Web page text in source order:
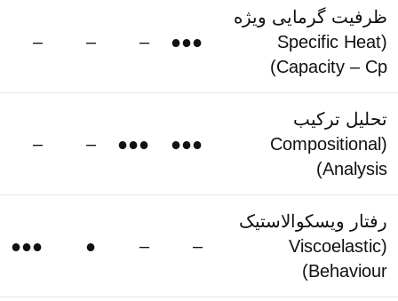
ظرفیت گرمایی ویژه
(Specific Heat
Capacity – Cp)
●●●
–
–
–
تحلیل ترکیب
(Compositional
Analysis)
●●●
●●●
–
–
رفتار ویسکوالاستیک
(Viscoelastic
Behaviour)
–
–
●
●●●